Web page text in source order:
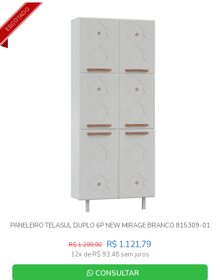
ESGOTADO
PANELEIRO TELASUL DUPLO 6P NEW MIRAGE BRANCO 815309-01
R$ 1.121,79
R$ 1.299,90
12x de R$ 93,48 sem juros
CONSULTAR